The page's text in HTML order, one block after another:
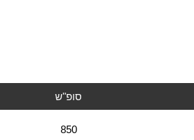
סופ"ש
850